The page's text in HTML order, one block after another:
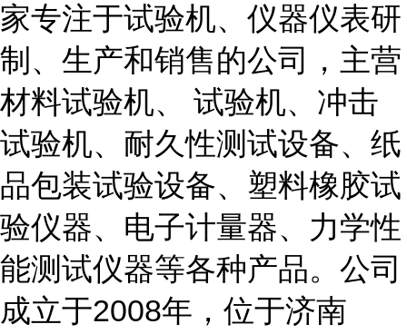
家专注于试验机、仪器仪表研
制、生产和销售的公司，主营
材料试验机、 试验机、冲击
试验机、耐久性测试设备、纸
品包装试验设备、塑料橡胶试
验仪器、电子计量器、力学性
能测试仪器等各种产品。公司
成立于2008年，位于济南